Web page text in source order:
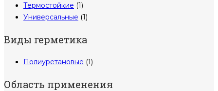
Термостойкие (1)
Универсальные (1)
Виды герметика
Полиуретановые (1)
Область применения